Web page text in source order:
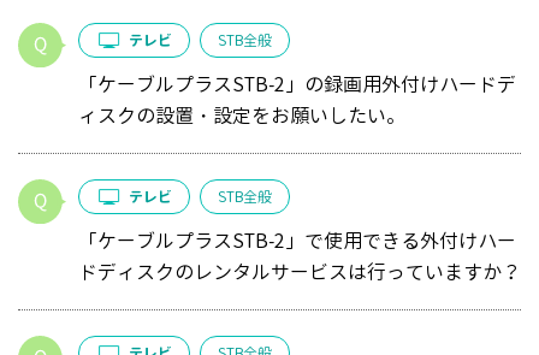
テレビ STB全般
「ケーブルプラスSTB-2」の録画用外付けハードデ
ィスクの設置・設定をお願いしたい。
テレビ STB全般
「ケーブルプラスSTB-2」で使用できる外付けハー
ドディスクのレンタルサービスは行っていますか？